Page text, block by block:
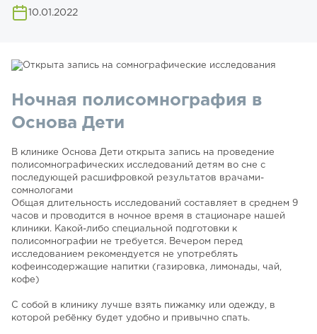
10.01.2022
Ночная полисомнография в
Основа Дети
В клинике Основа Дети открыта запись на проведение
полисомнографических исследований детям во сне с
последующей расшифровкой результатов врачами-
сомнологами
Общая длительность исследований составляет в среднем 9
часов и проводится в ночное время в стационаре нашей
клиники. Какой-либо специальной подготовки к
полисомнографии не требуется. Вечером перед
исследованием рекомендуется не употреблять
кофеинсодержащие напитки (газировка, лимонады, чай,
кофе)
С собой в клинику лучше взять пижамку или одежду, в
которой ребёнку будет удобно и привычно спать.